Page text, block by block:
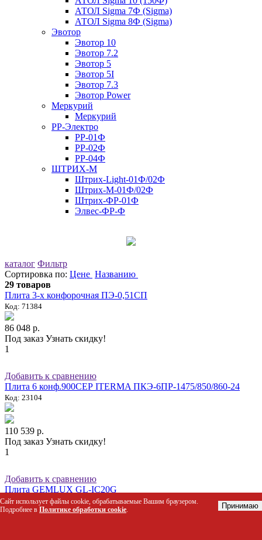
АТОЛ Sigma 7Ф (Sigma)
АТОЛ Sigma 8Ф (Sigma)
Эвотор
Эвотор 10
Эвотор 7.2
Эвотор 5
Эвотор 5I
Эвотор 7.3
Эвотор Power
Меркурий
Меркурий
РР-Электро
РР-01Ф
РР-02Ф
РР-04Ф
ШТРИХ-М
Штрих-Light-01Ф/02Ф
Штрих-М-01Ф/02Ф
Штрих-ФР-01Ф
Элвес-ФР-Ф
каталог Фильтр
Сортировка по: Цене Названию
29 товаров
Плита 3-х конфорочная ПЭ-0,51СП
Код: 71384
86 048 р.
Под заказ Узнать скидку!
1
Добавить к сравнению
Плита 6 конф.900СЕР ITERMA ПКЭ-6ПР-1475/850/860-24
Код: 23104
110 539 р.
Под заказ Узнать скидку!
1
Добавить к сравнению
Плита GEMLUX GL-IC20G
Код: 42950
Сайт использует файлы cookie, обрабатываемые Вашим браузером.
Подробнее в Политике обработки cookie. Принимаю